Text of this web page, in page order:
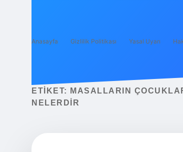
Anasayfa Gizlilik Politikası Yasal Uyarı
ETIKET:
MASALLARIN
NELERDIR